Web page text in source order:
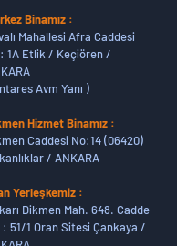
Binamız :
Mahallesi Afra Caddesi
1A Etlik / Keçiören /
Avm Yanı )
Hizmet Binamız :
Caddesi No:14 (06420)
/ ANKARA
Yerleşkemiz :
Dikmen Mah. 648. Cadde
: 51/1 Oran Sitesi Çankaya /